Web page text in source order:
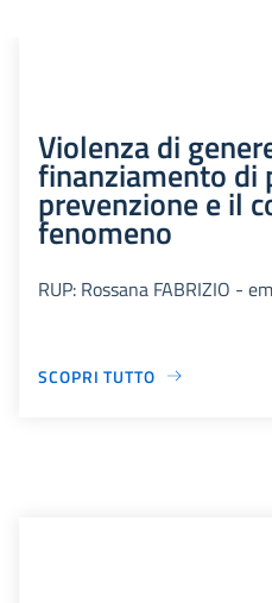
Violenza di
finanziamento di
prevenzione e il
fenomeno
RUP: Rossana FABRIZIO -
SCOPRI TUTTO